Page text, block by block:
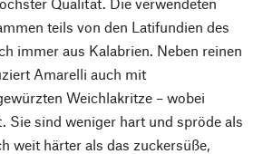
teils von den Latifundien des
immer aus Kalabrien. Neben reinen
Amarelli auch mit
Weichlakritze – wobei
Sie sind weniger hart und spröde als
weit härter als das zuckersüße,